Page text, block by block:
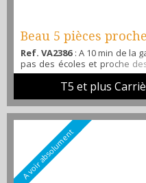
Beau 5 pièces
Ref. VA2386: A 10 min de la
pas des écoles et proche
beau 5 pièces familiale en
plus de 30M2 avec son
cuisine ouvert totalement
chambres avec placard (
séparé, place de parking
T5 et plus
A voir absolument